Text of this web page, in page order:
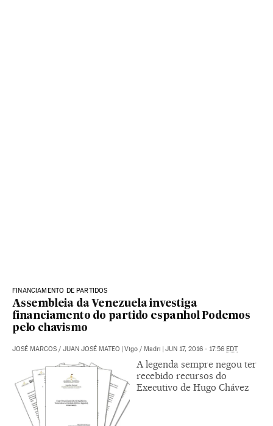
FINANCIAMENTO DE PARTIDOS
Assembleia da Venezuela investiga
financiamento do partido espanhol Podemos
pelo chavismo
JOSÉ MARCOS / JUAN JOSÉ MATEO | Vigo / Madri | JUN 17, 2016 - 17:56 EDT
A legenda sempre negou ter
recebido recursos do
Executivo de Hugo Chávez